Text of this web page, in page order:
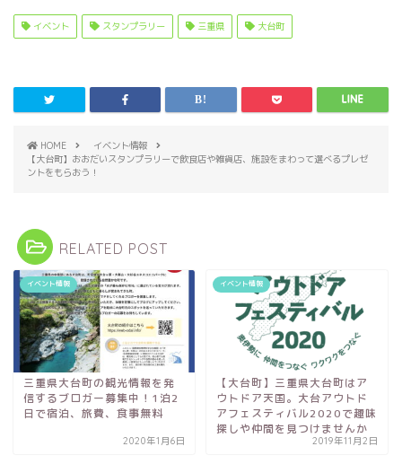
イベント スタンプラリー 三重県 大台町
HOME
イベント情報
【大台町】おおだいスタンプラリーで飲食店や雑貨店、施設をまわって選べるプレゼ
ントをもらおう！
RELATED POST
イベント情報
三重県大台町の観光情報を発
信するブロガー募集中！1泊2
日で宿泊、旅費、食事無料
2020年1月6日
イベント情報
【大台町】三重県大台町はア
ウトドア天国。大台アウトド
アフェスティバル2020で趣味
探しや仲間を見つけませんか
2019年11月2日